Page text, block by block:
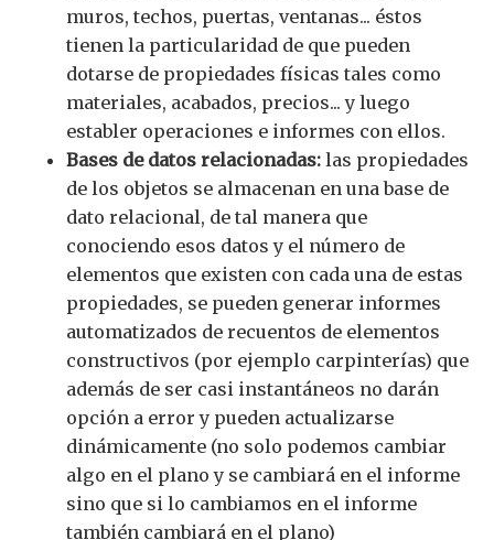
muros, techos, puertas, ventanas... éstos
tienen la particularidad de que pueden
dotarse de propiedades físicas tales como
materiales, acabados, precios... y luego
establer operaciones e informes con ellos.
Bases de datos relacionadas: las propiedades
de los objetos se almacenan en una base de
dato relacional, de tal manera que
conociendo esos datos y el número de
elementos que existen con cada una de estas
propiedades, se pueden generar informes
automatizados de recuentos de elementos
constructivos (por ejemplo carpinterías) que
además de ser casi instantáneos no darán
opción a error y pueden actualizarse
dinámicamente (no solo podemos cambiar
algo en el plano y se cambiará en el informe
sino que si lo cambiamos en el informe
también cambiará en el plano)